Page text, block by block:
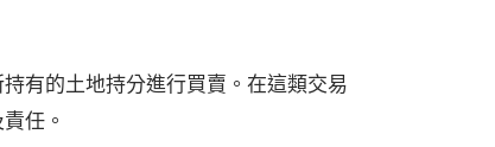
有的土地持分進行買賣。在這類交易
任。